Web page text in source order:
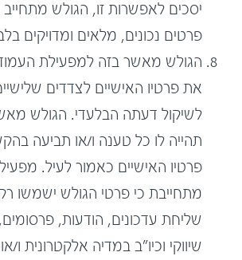
יסכים לאפשרות זו, הגולש
פרטים נכונים, מלאים ומדויקים
הגולש מאשר בזה למפעילת
את פרטיו האישיים לצדדים
לשיקול דעתה הבלעדי. הגולש
תהייה לו כל טענה ו/או תביעה
פרטיו האישיים כאמור לעיל.
מתחייבת כי פרטי הגולש ישמשו
שליחת עדכונים, הודעות,
שיווקי וכיו"ב במדיה אלקטרונית ו/